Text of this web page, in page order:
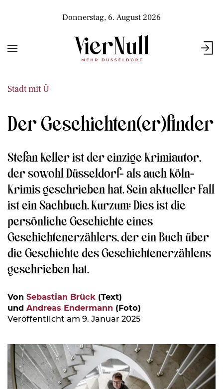
Donnerstag, 6. August 2026
Stadt mit Ü
Der Geschichten(er)finder
Stefan Keller ist der einzige Krimiautor,
der sowohl Düsseldorf- als auch Köln-
Krimis geschrieben hat. Sein aktueller Fall
ist ein Sachbuch. Kurzum: Dies ist die
persönliche Geschichte eines
Geschichtenerzählers, der ein Buch über
die Geschichte des Geschichtenerzählens
geschrieben hat.
Von Sebastian Brück (Text)
und Andreas Endermann (Foto)
Veröffentlicht am 9. Januar 2025